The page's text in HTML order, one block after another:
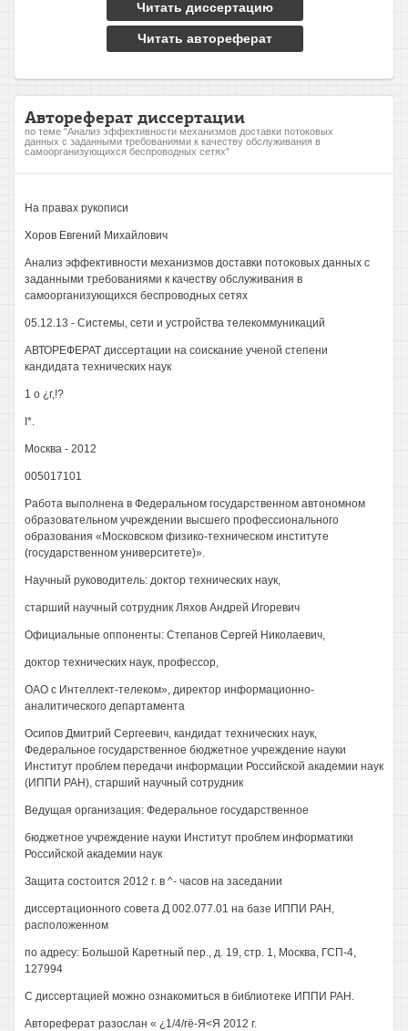
Читать диссертацию
Читать автореферат
Автореферат диссертации
по теме "Анализ эффективности механизмов доставки потоковых
данных с заданными требованиями к качеству обслуживания в
самоорганизующихся беспроводных сетях"
На правах рукописи
Хоров Евгений Михайлович
Анализ эффективности механизмов доставки потоковых данных с
заданными требованиями к качеству обслуживания в
самоорганизующихся беспроводных сетях
05.12.13 - Системы, сети и устройства телекоммуникаций
АВТОРЕФЕРАТ диссертации на соискание ученой степени
кандидата технических наук
1 о ¿г,!?
I*.
Москва - 2012
005017101
Работа выполнена в Федеральном государственном автономном
образовательном учреждении высшего профессионального
образования «Московском физико-техническом институте
(государственном университете)».
Научный руководитель: доктор технических наук,
старший научный сотрудник Ляхов Андрей Игоревич
Официальные оппоненты: Степанов Сергей Николаевич,
доктор технических наук, профессор,
ОАО с Интеллект-телеком», директор информационно-
аналитического департамента
Осипов Дмитрий Сергеевич, кандидат технических наук,
Федеральное государственное бюджетное учреждение науки
Институт проблем передачи информации Российской академии наук
(ИППИ РАН), старший научный сотрудник
Ведущая организация: Федеральное государственное
бюджетное учреждение науки Институт проблем информатики
Российской академии наук
Защита состоится 2012 г. в ^- часов на заседании
диссертационного совета Д 002.077.01 на базе ИППИ РАН,
расположенном
по адресу: Большой Каретный пер., д. 19, стр. 1, Москва, ГСП-4,
127994
С диссертацией можно ознакомиться в библиотеке ИППИ РАН.
Автореферат разослан « ¿1/4/гё-Я<Я 2012 г.